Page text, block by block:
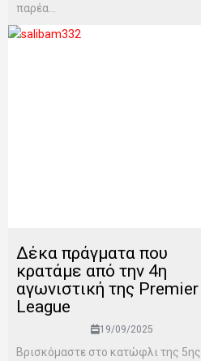
παρέα...
Δέκα πράγματα που
κρατάμε από την 4η
αγωνιστική της Premier
League
19/09/2025
Βρισκόμαστε στο κατώφλι της 5ης